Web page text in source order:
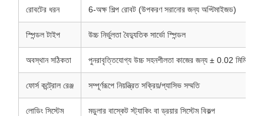
রোবটের ধরন 6-অক্ষ শিল্প রোবট (উপকরণ সরানোর জন্য অপ্টিমাইজড)
স্পিন্ডল টাইপ উচ্চ নির্ভুলতা বৈদ্যুতিক সার্ভো স্পিন্ডল
অবস্থান সঠিকতা পুনরাবৃত্তিযোগ্য উচ্চ সহনশীলতা কাজের জন্য ± 0.02 মিমি পর্যন্ত
ফোর্স কন্ট্রোল রেঞ্জ সম্পূর্ণরূপে নিয়ন্ত্রিত সক্রিয়/প্যাসিভ সম্মতি
লোডিং সিস্টেম মডুলার বাস্কেট স্ট্যাকিং বা ড্রয়ার সিস্টেম বিকল্প